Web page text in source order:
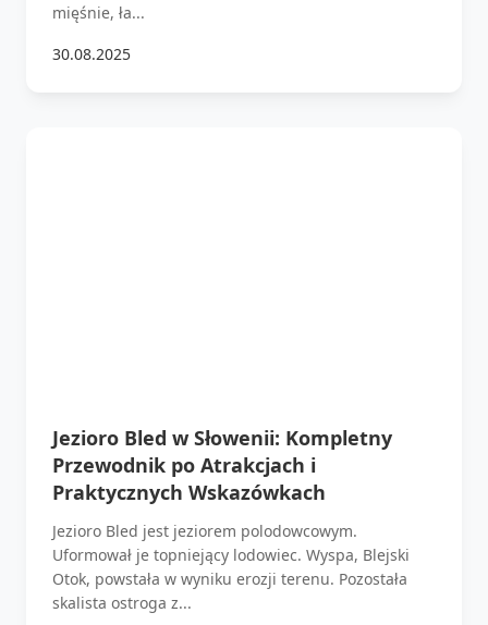
mięśnie, ła...
30.08.2025
Jezioro Bled w Słowenii: Kompletny
Przewodnik po Atrakcjach i
Praktycznych Wskazówkach
Jezioro Bled jest jeziorem polodowcowym.
Uformował je topniejący lodowiec. Wyspa, Blejski
Otok, powstała w wyniku erozji terenu. Pozostała
skalista ostroga z...